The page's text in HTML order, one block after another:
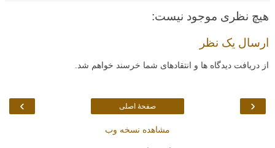
هیچ نظری موجود نیست:
ارسال یک نظر
از دریافت دیدگاه ها و انتقادهای شما خرسند خواهم شد.
‹
› صفحهٔ اصلی
مشاهده نسخه وب